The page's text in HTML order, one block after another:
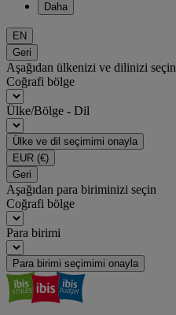
Daha
EN
Geri
Aşağıdan ülkenizi ve dilinizi seçin
Coğrafi bölge
Ülke/Bölge - Dil
Ülke ve dil seçimimi onayla
EUR (€)
Geri
Aşağıdan para biriminizi seçin
Coğrafi bölge
Para birimi
Para birimi seçimimi onayla